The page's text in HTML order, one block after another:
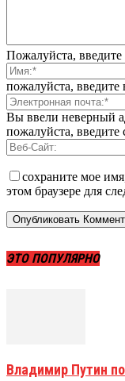
Пожалуйста,
пожалуйста, введите
Вы ввели неверный
пожалуйста, введите
сохраните мое
этом браузере для
ЭТО ПОПУЛЯРНО
Владимир Путин